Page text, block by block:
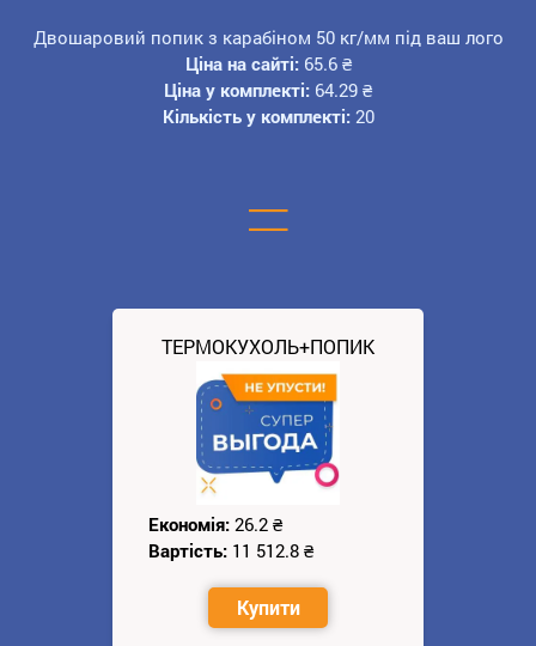
Двошаровий попик з карабіном 50 кг/мм під ваш лого
Ціна на сайті: 65.6 ₴
Ціна у комплекті: 64.29 ₴
Кількість у комплекті: 20
=
ТЕРМОКУХОЛЬ+ПОПИК
Економія: 26.2 ₴
Вартість: 11 512.8 ₴
Купити